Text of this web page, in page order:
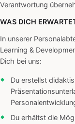
Verantwortung
WAS DICH
In unserer
Learning &
Dich bei uns:
Du erstellst
Du erhältst die